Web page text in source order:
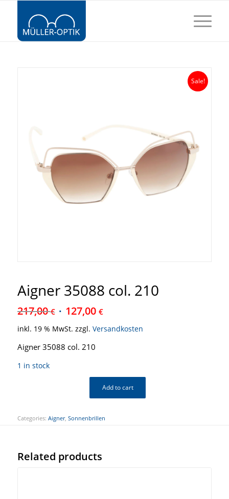
Sale!
Aigner 35088 col. 210
217,00€ 127,00 €
inkl. 19 % MwSt. zzgl. Versandkosten
Aigner 35088 col. 210
1 in stock
Add to cart
Categories: Aigner, Sonnenbrillen
Related products